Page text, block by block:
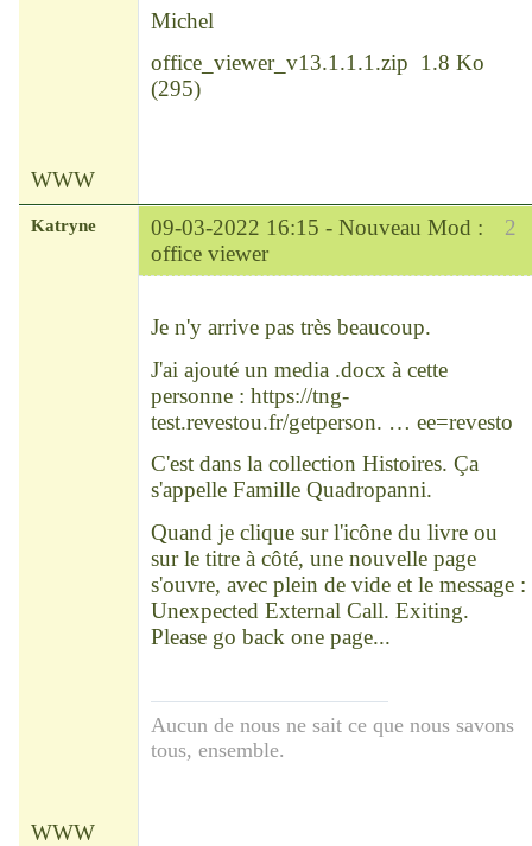
Michel
office_viewer_v13.1.1.1.zip 1.8 Ko
(295)
WWW
2
Katryne 09-03-2022 16:15 - Nouveau Mod :
office viewer
Je n'y arrive pas très beaucoup.
J'ai ajouté un media .docx à cette
personne : https://tng-
test.revestou.fr/getperson. … ee=revesto
C'est dans la collection Histoires. Ça
s'appelle Famille Quadropanni.
Quand je clique sur l'icône du livre ou
sur le titre à côté, une nouvelle page
s'ouvre, avec plein de vide et le message :
Unexpected External Call. Exiting.
Please go back one page...
Aucun de nous ne sait ce que nous savons
tous, ensemble.
WWW